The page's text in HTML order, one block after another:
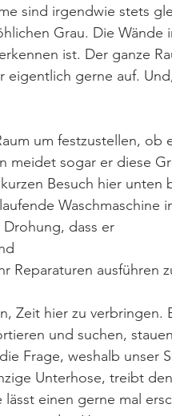
sind irgendwie stets
Grau. Die Wände
ist. Der ganze
gerne auf.
um festzustellen, ob
meidet sogar er diese
Besuch hier unten
Waschmaschine
dass er
Reparaturen ausführen
Zeit hier zu verbringen.
und suchen,
Frage, weshalb unser
Unterhose, treibt
einen gerne mal